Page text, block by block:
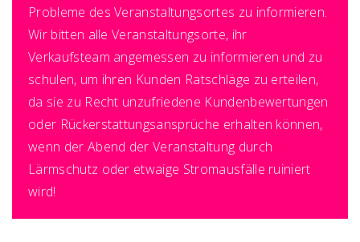
Probleme des Veranstaltungsortes zu informieren.
Wir bitten alle Veranstaltungsorte, ihr
Verkaufsteam angemessen zu informieren und zu
schulen, um ihren Kunden Ratschläge zu erteilen,
da sie zu Recht unzufriedene Kundenbewertungen
oder Rückerstattungsansprüche erhalten können,
wenn der Abend der Veranstaltung durch
Lärmschutz oder etwaige Stromausfälle ruiniert
wird!